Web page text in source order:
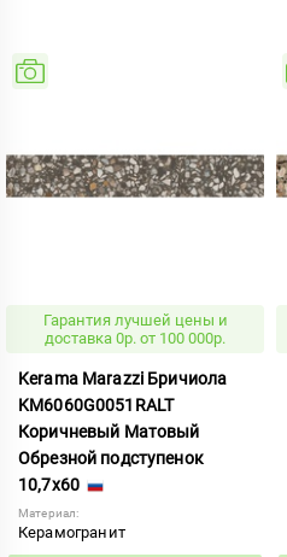
Гарантия лучшей цены и
доставка 0р. от 100 000р.
Kerama Marazzi Бричиола
KM6060G0051RALT
Коричневый Матовый
Обрезной подступенок
10,7x60
Материал:
Керамогранит